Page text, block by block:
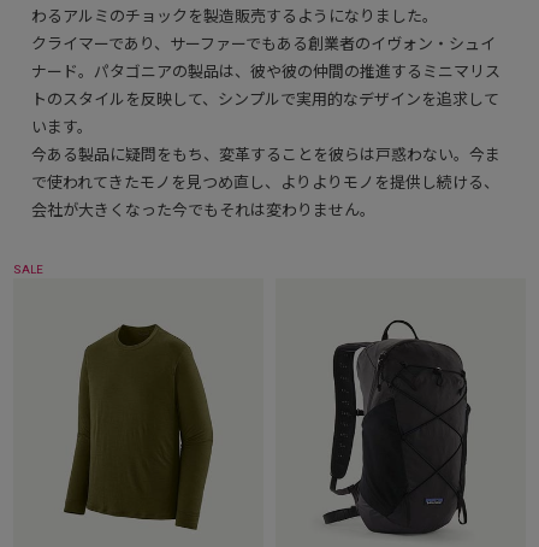
わるアルミのチョックを製造販売するようになりました。
クライマーであり、サーファーでもある創業者のイヴォン・シュイ
ナード。パタゴニアの製品は、彼や彼の仲間の推進するミニマリス
トのスタイルを反映して、シンプルで実用的なデザインを追求して
います。
今ある製品に疑問をもち、変革することを彼らは戸惑わない。今ま
で使われてきたモノを見つめ直し、よりよりモノを提供し続ける、
会社が大きくなった今でもそれは変わりません。
SALE